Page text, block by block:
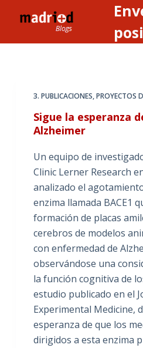
l
3. PUBLICACIONES,PROYECTOS
Sigue la esperanza
Alzheimer
Un equipo de
Clinic Lerner Research
analizado el
enzima llamada BACE1
formación de placas
cerebros de modelos
con enfermedad de
observándose una
la función cognitiva de
estudio publicado en el
Experimental Medicine,
esperanza de que los
dirigidos a esta enzima